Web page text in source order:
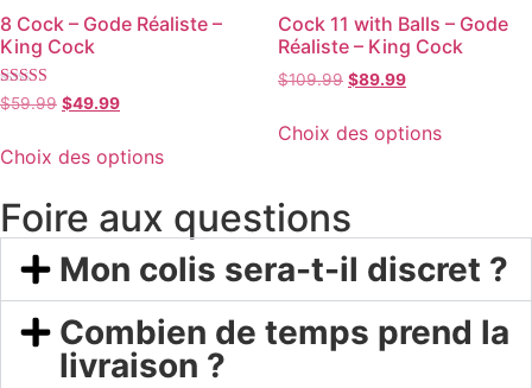
8 Cock – Gode Réaliste –
King Cock
Note
4.00
$59.99 $49.99
Choix des options
Cock 11 with Balls – Gode
Réaliste – King Cock
$109.99 $89.99
Choix des options
Foire aux questions
Mon colis sera-t-il discret ?
Combien de temps prend la
livraison ?